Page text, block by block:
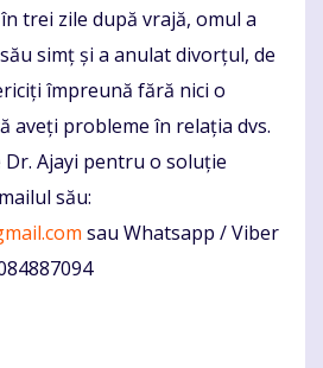
trei zile după vrajă, omul a
simț și a anulat divorțul, de
împreună fără nici o
aveți probleme în relația dvs.
Ajayi pentru o soluție
său:
sau Whatsapp / Viber